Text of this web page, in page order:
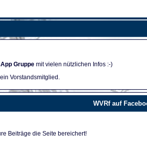
Gruppe mit vielen nützlichen Infos :-)
Vorstandsmitglied.
WVRf auf
Beiträge die Seite bereichert!